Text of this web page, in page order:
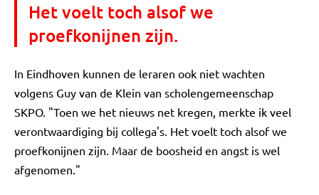
Het voelt toch alsof we
proefkonijnen zijn.
In Eindhoven kunnen de leraren ook niet wachten
volgens Guy van de Klein van scholengemeenschap
SKPO. "Toen we het nieuws net kregen, merkte ik veel
verontwaardiging bij collega's. Het voelt toch alsof we
proefkonijnen zijn. Maar de boosheid en angst is wel
afgenomen."